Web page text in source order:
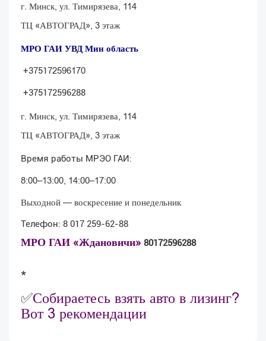
г. Минск, ул. Тимирязева, 114
ТЦ «АВТОГРАД», 3 этаж
МРО ГАИ УВД Мин область
+375172596170
+375172596288
г. Минск, ул. Тимирязева, 114
ТЦ «АВТОГРАД», 3 этаж
Время работы МРЭО ГАИ:
8:00–13:00, 14:00–17:00
Выходной — воскресение и понедельник
Телефон: 8 017 259-62-88
МРО ГАИ «Ждановичи» 80172596288
*
✅Собираетесь взять авто в лизинг?
Вот 3 рекомендации